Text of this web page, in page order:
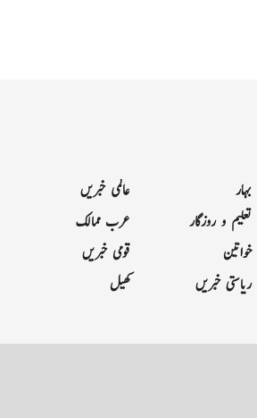
بہار
تعلیم و روزگار
خواتین
ریاستی خبریں
عالمی خبریں
عرب ممالک
قومی خبریں
کھیل